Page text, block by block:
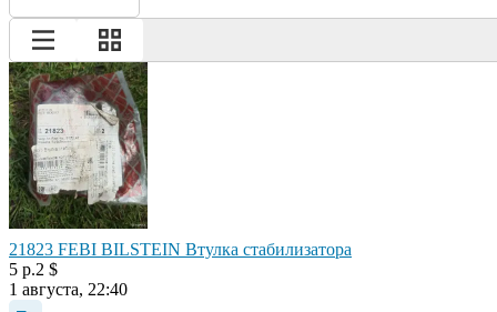
21823 FEBI BILSTEIN Втулка стабилизатора
5 р.2 $
1 августа, 22:40